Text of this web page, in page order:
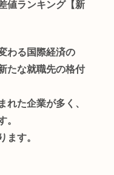
値ランキング【新
わる国際経済の
たな就職先の格付
れた企業が多く、
。
ます。